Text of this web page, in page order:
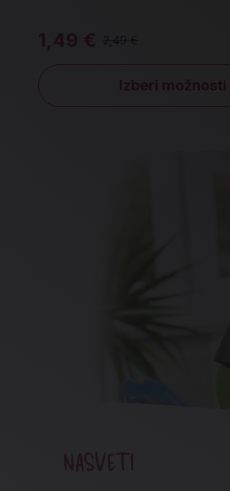
1,49 € 2,49 €
Izberi možnosti
NASVETI